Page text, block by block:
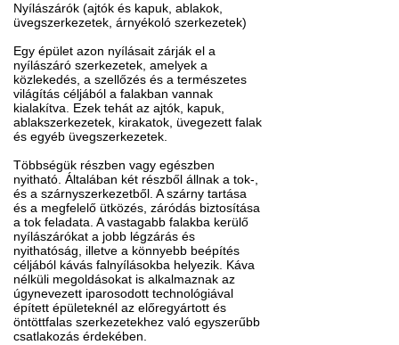
Nyílászárók (ajtók és kapuk, ablakok,
üvegszerkezetek, árnyékoló szerkezetek)
Egy épület azon nyílásait zárják el a
nyílászáró szerkezetek, amelyek a
közlekedés, a szellőzés és a természetes
világítás céljából a falakban vannak
kialakítva. Ezek tehát az ajtók, kapuk,
ablakszerkezetek, kirakatok, üvegezett falak
és egyéb üvegszerkezetek.
Többségük részben vagy egészben
nyitható. Általában két részből állnak a tok-,
és a szárnyszerkezetből. A szárny tartása
és a megfelelő ütközés, záródás biztosítása
a tok feladata. A vastagabb falakba kerülő
nyílászárókat a jobb légzárás és
nyithatóság, illetve a könnyebb beépítés
céljából kávás falnyílásokba helyezik. Káva
nélküli megoldásokat is alkalmaznak az
úgynevezett iparosodott technológiával
épített épületeknél az előregyártott és
öntöttfalas szerkezetekhez való egyszerűbb
csatlakozás érdekében.